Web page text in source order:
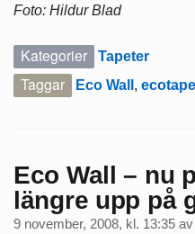
Foto: Hildur Blad
Kategorier Tapeter
Taggar Eco Wall ,
Eco Wall – nu
längre upp på
9 november, 2008, kl. 13:35 av